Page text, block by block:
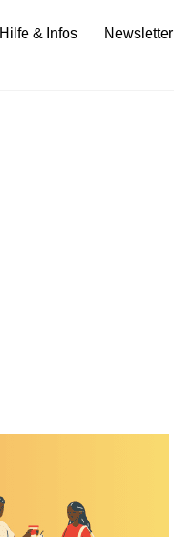
Hilfe & Infos Newsletter